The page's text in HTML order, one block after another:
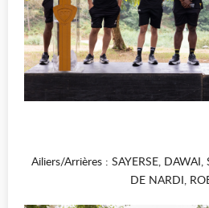
Ailiers/Arrières : SAYERSE, DAWAI,
DE NARDI,